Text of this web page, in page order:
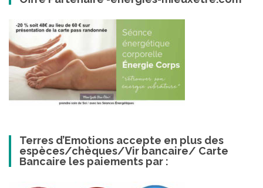
Terres d’Emotions accepte en plus des
espèces/chèques/Vir bancaire/ Carte
Bancaire les paiements par :